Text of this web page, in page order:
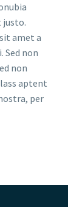
justo.
amet a
Sed non
non
aptent
per